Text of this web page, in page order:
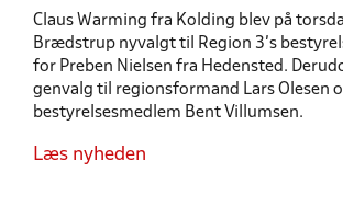
Claus Warming fra Kolding blev på
Brædstrup nyvalgt til Region 3's
for Preben Nielsen fra Hedensted.
genvalg til regionsformand Lars Olesen
bestyrelsesmedlem Bent Villumsen.
Læs nyheden